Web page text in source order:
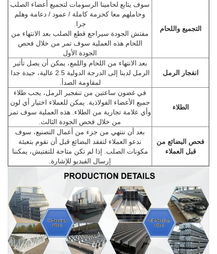
التجميع واللحام
سوف يتابع لحامينا الرسومات لتجميع أعضاء الصلب
وحاملهم معا كحزمة كاملة / عمود / دعامة وهلم
جرا.
مفتش الجودة سيراجع قطع الصلب بعد الانتهاء من
اللحام هذه العملية سوف تمر من خلال فحص
الجودة الأول
انفجار الرمل
بعد الانتهاء من اللحام واللمع، يمكن أن يصل تأثير
الرمل لدينا إلى الدرجة الدولية 2.5 عالية، جيدة جدا
لمقاومة الصدأ.
الطلاء
في غضون ساعتين من تنفجير الرمل، يجب طلاء
جميع الأعضاء الفولاذية. يمكن للعملاء اختيار أي لون
وأي علامة تجارية من الطلاء. هذه العملية سوف تمر
من خلال فحص الجودة الثالث.
فحص البضائع من
قبل العملاء
بعد أن ننتهي من جزء من أعمال التصنيع، سوف
ندعو العملاء لتفقد البضائع قبل أن نقوم بتعبئة
مكونات الصلب. إذا لم تكن متاحة للتفتيش، يمكننا
إرسال الفيديو للإشارة.